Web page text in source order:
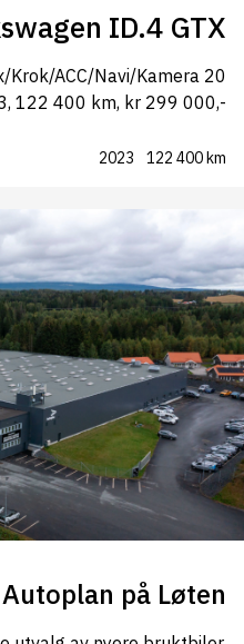
ID.4 GTX
Krok/ACC/Navi/Kamera 20
122 400 km, kr 299 000,-
2023 122 400 km
på Løten